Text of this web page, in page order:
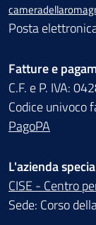
Posta
Fatture e
C.F. e P. IVA:
Codice univoco
PagoPA
L'azienda
CISE - Centro
Sede: Corso